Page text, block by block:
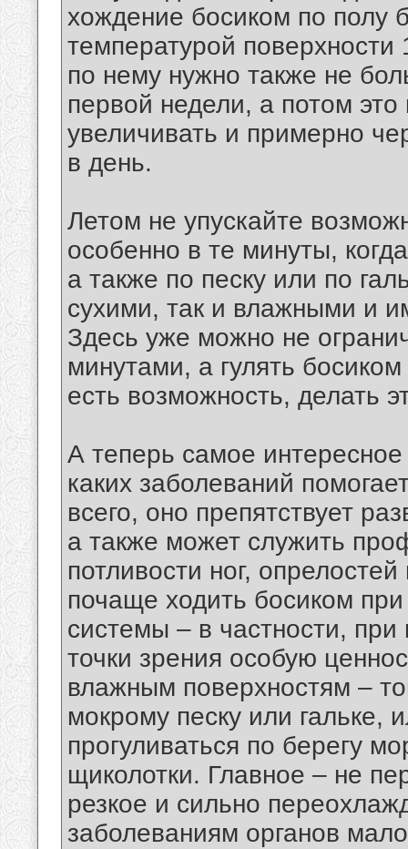
хождение босиком по полу
температурой
по нему нужно также не
первой недели, а потом
увеличивать и примерно
в день.
Летом не упускайте
особенно в те минуты,
а также по песку или по
сухими, так и влажными и
Здесь уже можно не
минутами, а гулять
есть возможность, делать
А теперь самое
каких заболеваний
всего, оно препятствует
а также может служить
потливости ног,
почаще ходить босиком
системы – в частности,
точки зрения особую
влажным поверхностям –
мокрому песку или
прогуливаться по берегу
щиколотки. Главное – не
резкое и сильно
заболеваниям органов